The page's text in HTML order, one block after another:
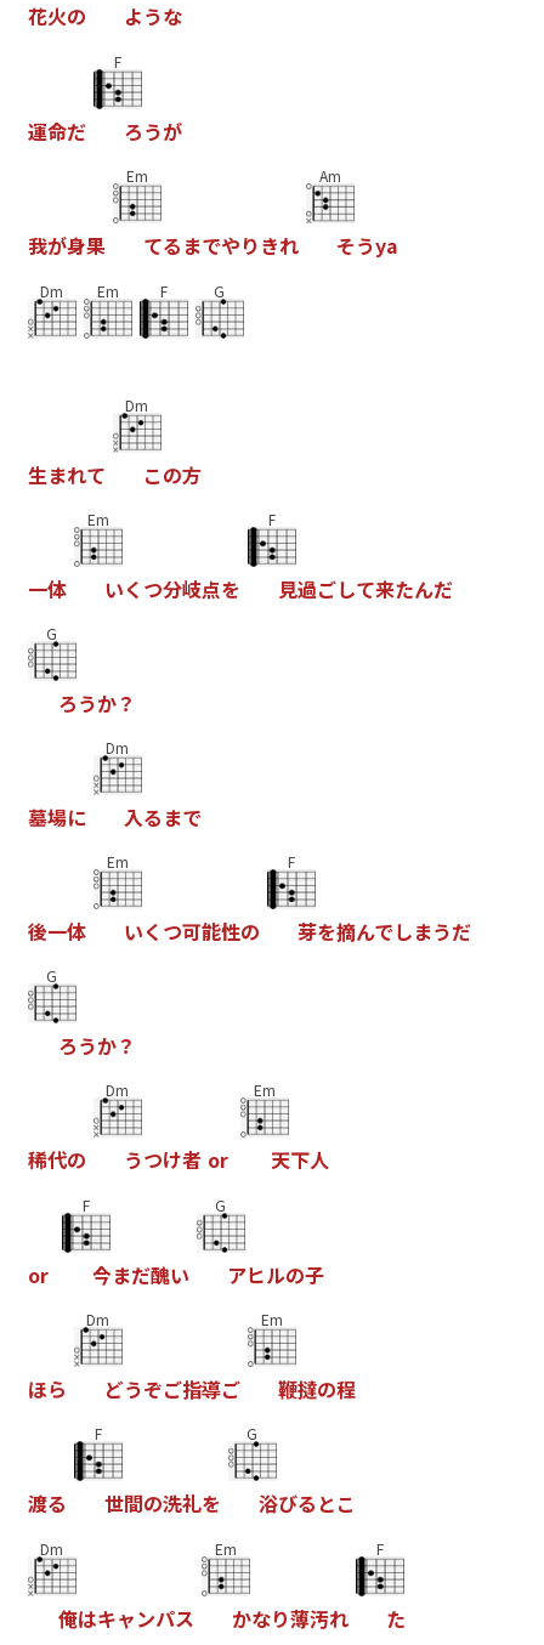
花火の ような
運命だ
F
ろうが
我が身果
Em
てる までやり きれ
Am
そうya
Dm Em F G
生まれて
Dm
この方
一体
Em
いく つ分岐点を
F
見過ごして来たんだ
G
ろうか？
墓場に
Dm
入る まで
後一体
Em
いく つ可能性の
F
芽を摘んでしまうだ
G
ろうか？
稀代の
Dm
うつけ者 or
Em
天下人
or
F
今まだ醜い
G
アヒルの子
ほら
Dm
どうぞご指導ご
Em
鞭撻の程
渡る
F
世間の洗礼を
G
浴びる とこ
Dm
俺はキャンパス
Em
かなり薄汚れ
F
た